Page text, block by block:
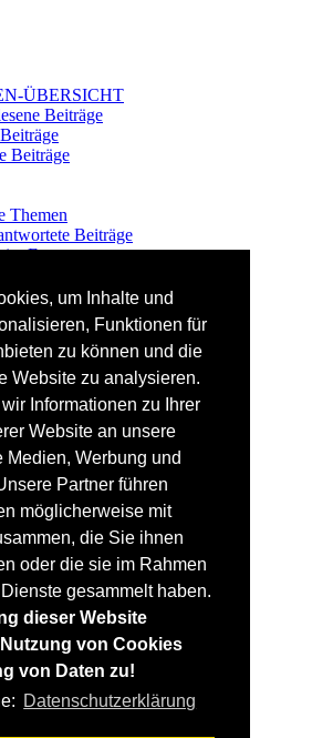
um Inhalte und
Funktionen für
zu können und die
Website zu analysieren.
Informationen zu Ihrer
Website an unsere
Medien, Werbung und
Partner führen
möglicherweise mit
die Sie ihnen
oder die sie im Rahmen
gesammelt haben.
dieser Website
von Cookies
von Daten zu!
Datenschutzerklärung
ÜBERSICHT
Beiträge
Beiträge
Themen
Beiträge
im Forum